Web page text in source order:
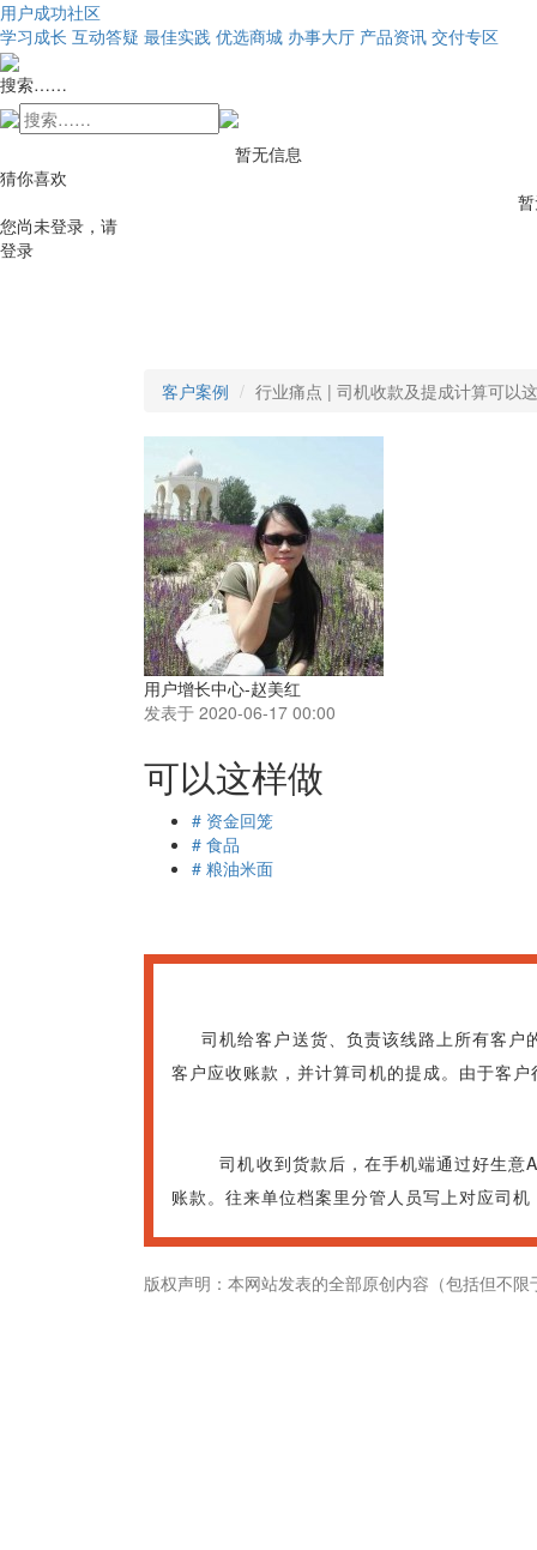
用户成功社区
学习成长 互动答疑 最佳实践 优选商城 办事大厅 产品资讯 交付专区
搜索……
暂无信息
猜你喜欢
您尚未登录，请
登录
客户案例 行业痛点 | 司机收款及提成计算可以
用户增长中心-赵美红
发表于 2020-06-17 00:00
可以这样做
# 资金回笼
# 食品
# 粮油米面
司机给客户送货、负责该线路上所有客户
客户应收账款，并计算司机的提成。由于客
司机收到货款后，在手机端通过好生意
账款。往来单位档案里分管人员写上对应司
版权声明：本网站发表的全部原创内容（包括但不